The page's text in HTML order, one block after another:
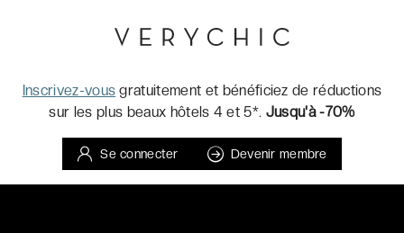
Inscrivez-vous gratuitement et bénéficiez de réductions
sur les plus beaux hôtels 4 et 5*. Jusqu'à -70%
Se connecter Devenir membre